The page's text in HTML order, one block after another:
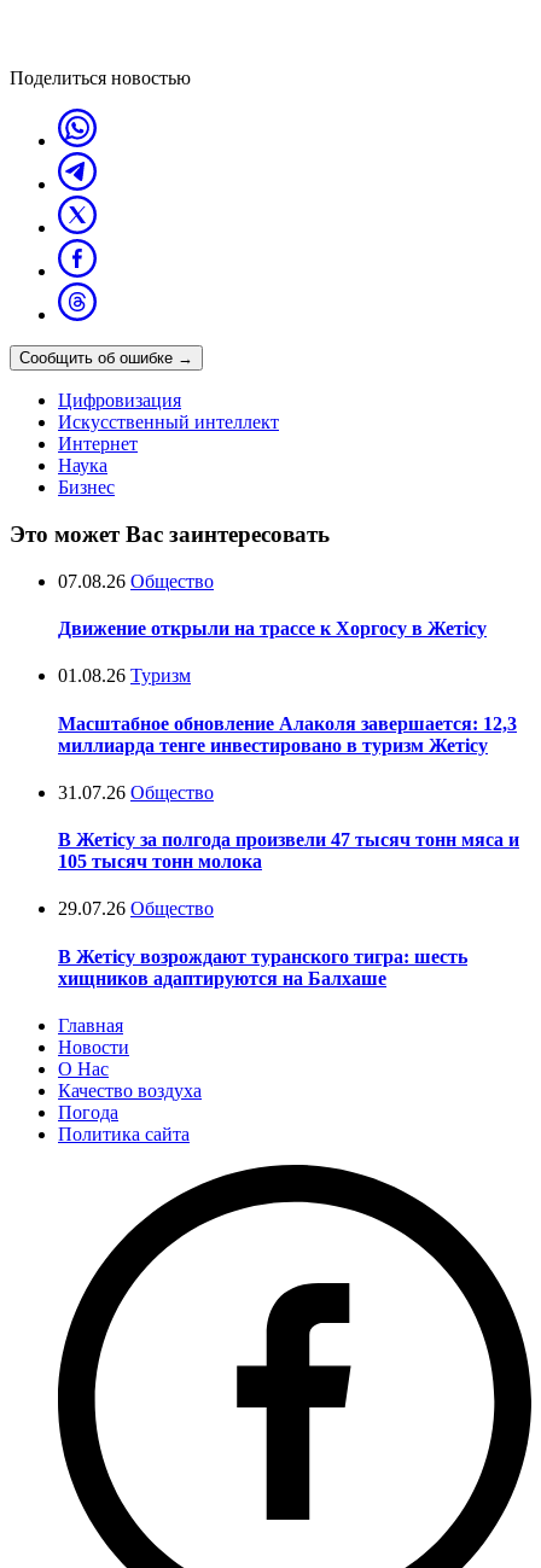
Поделиться новостью
Сообщить об ошибке →
Цифровизация
Искусственный интеллект
Интернет
Наука
Бизнес
Это может Вас заинтересовать
07.08.26 Общество
Движение открыли на трассе к Хоргосу в Жетісу
01.08.26 Туризм
Масштабное обновление Алаколя завершается: 12,3
миллиарда тенге инвестировано в туризм Жетісу
31.07.26 Общество
В Жетісу за полгода произвели 47 тысяч тонн мяса и
105 тысяч тонн молока
29.07.26 Общество
В Жетісу возрождают туранского тигра: шесть
хищников адаптируются на Балхаше
Главная
Новости
О Нас
Качество воздуха
Погода
Политика сайта